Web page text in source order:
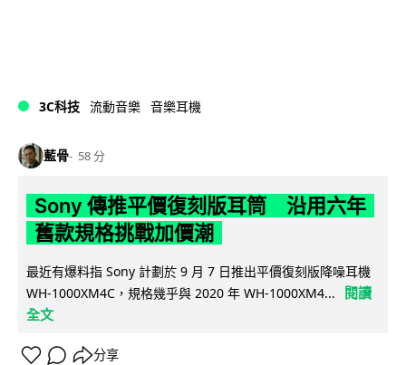
3C科技 流動音樂 音樂耳機
藍骨 58 分
Sony 傳推平價復刻版耳筒 沿用六年
舊款規格挑戰加價潮
最近有爆料指 Sony 計劃於 9 月 7 日推出平價復刻版降噪耳機
WH-1000XM4C，規格幾乎與 2020 年 WH-1000XM4...
閱讀
全文
分享